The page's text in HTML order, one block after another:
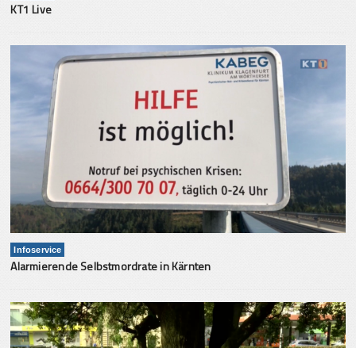
KT1 Live
Infoservice
Alarmierende Selbstmordrate in Kärnten